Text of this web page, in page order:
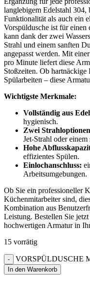
langlebigem Edelstahl 304,
Funktionalität als auch ein
Vorspüldusche ist für
kann dank der zwei
Strahl und einem sanften
angepasst werden. Mit
pro Minute liefert diese
Stoßzeiten. Ob hartnäckige
Spülarbeiten – diese
Wichtigste Merkmale:
Vollständig aus
hygienisch.
Zwei
Jet-Strahl oder
Hohe
effizientes Spülen.
Einlochanschluss:
Arbeitsumgebungen.
Ob Sie ein professioneller
Küchenmitarbeiter sind,
Kombination aus
Leistung. Bestellen Sie
hochwertigen Armatur in
15 vorrätig
VORSPÜLDUSCHE
In den Warenkorb